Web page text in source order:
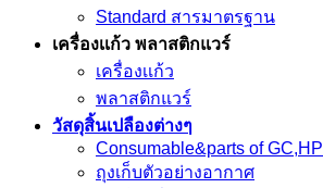
Standard สารมาตรฐาน
เครื่องเเก้ว พลาสติกแวร์
เครื่องเเก้ว
พลาสติกแวร์
วัสดุสิ้นเปลืองต่างๆ
Consumable&parts of
ถุงเก็บตัวอย่างอากาศ